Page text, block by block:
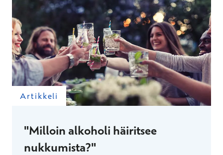
Artikkeli
"Milloin alkoholi häiritsee
nukkumista?"